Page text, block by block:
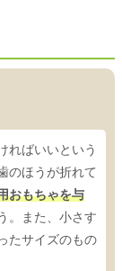
ればいいという
のほうが折れて
おもちゃを与
。また、小さす
たサイズのもの